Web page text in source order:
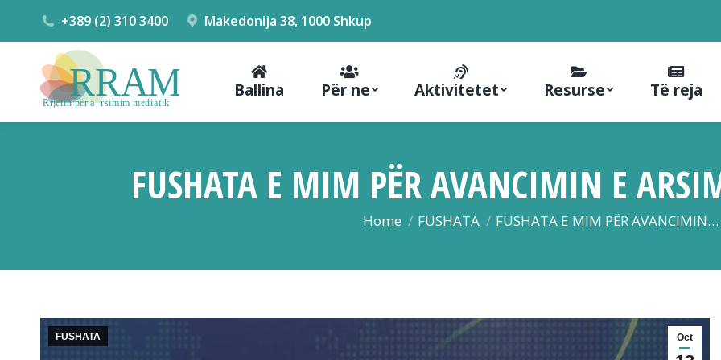
+389 (2) 310 3400 Makedonija 38, 1000 Shkup
Ballina Për ne Aktivitetet Resurse Të reja
FUSHATA E MIM PËR AVANCIMIN E
You are here:
Home FUSHATA FUSHATA E MIM PËR AVANCIMIN…
Oct
FUSHATA